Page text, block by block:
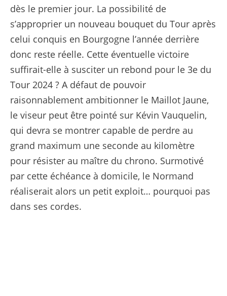
dès le premier jour. La possibilité de
s’approprier un nouveau bouquet du Tour après
celui conquis en Bourgogne l’année derrière
donc reste réelle. Cette éventuelle victoire
suffirait-elle à susciter un rebond pour le 3e du
Tour 2024 ? A défaut de pouvoir
raisonnablement ambitionner le Maillot Jaune,
le viseur peut être pointé sur Kévin Vauquelin,
qui devra se montrer capable de perdre au
grand maximum une seconde au kilomètre
pour résister au maître du chrono. Surmotivé
par cette échéance à domicile, le Normand
réaliserait alors un petit exploit… pourquoi pas
dans ses cordes.